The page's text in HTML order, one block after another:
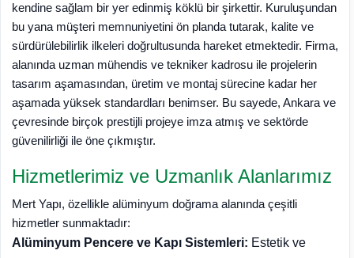
kendine sağlam bir yer edinmiş köklü bir şirkettir. Kuruluşundan
bu yana müşteri memnuniyetini ön planda tutarak, kalite ve
sürdürülebilirlik ilkeleri doğrultusunda hareket etmektedir. Firma,
alanında uzman mühendis ve tekniker kadrosu ile projelerin
tasarım aşamasından, üretim ve montaj sürecine kadar her
aşamada yüksek standardları benimser. Bu sayede, Ankara ve
çevresinde birçok prestijli projeye imza atmış ve sektörde
güvenilirliği ile öne çıkmıştır.
Hizmetlerimiz ve Uzmanlık Alanlarımız
Mert Yapı, özellikle alüminyum doğrama alanında çeşitli
hizmetler sunmaktadır:
Alüminyum Pencere ve Kapı Sistemleri: Estetik ve